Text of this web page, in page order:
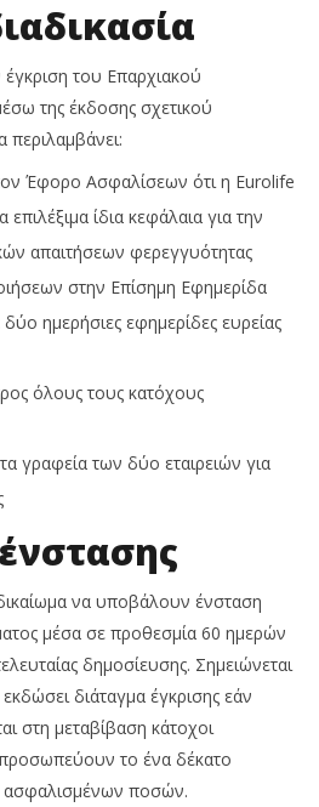
έγκριση του Επαρχιακού
της έκδοσης σχετικού
περιλαμβάνει:
Έφορο Ασφαλίσεων ότι η Eurolife
επιλέξιμα ίδια κεφάλαια για την
απαιτήσεων φερεγγυότητας
στην Επίσημη Εφημερίδα
ημερήσιες εφημερίδες ευρείας
όλους τους κατόχους
γραφεία των δύο εταιρειών για
να υποβάλουν ένσταση
μέσα σε προθεσμία 60 ημερών
δημοσίευσης. Σημειώνεται
διάταγμα έγκρισης εάν
στη μεταβίβαση κάτοχοι
το ένα δέκατο
ασφαλισμένων ποσών.